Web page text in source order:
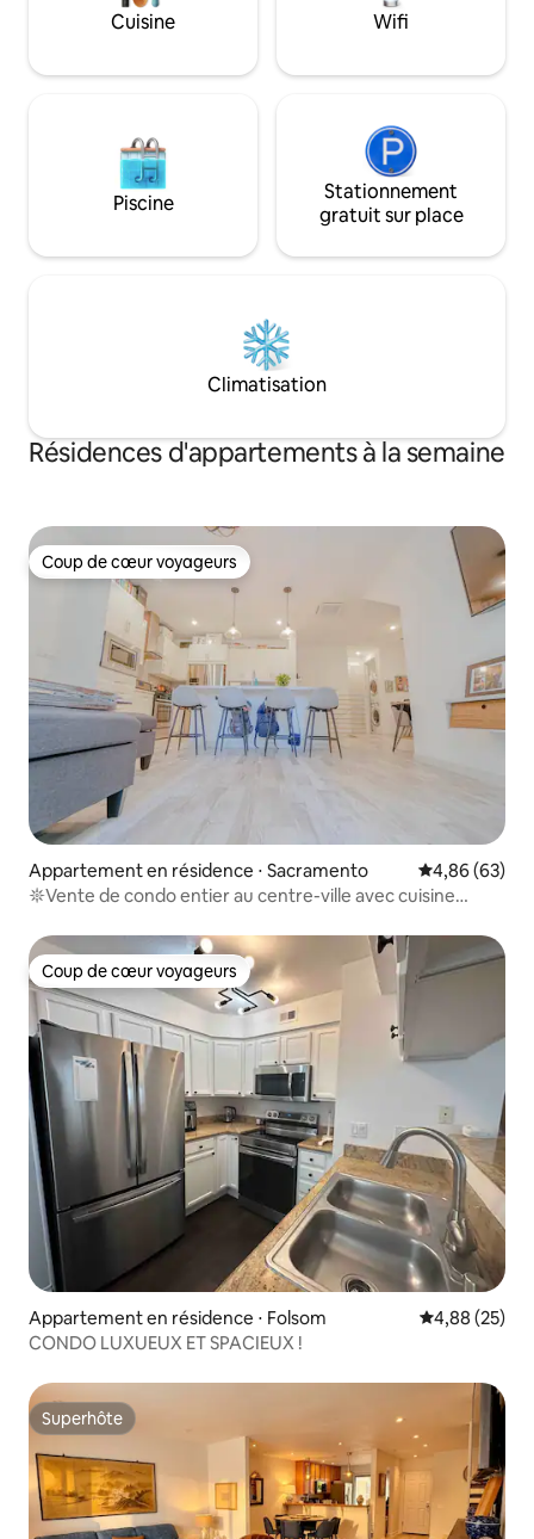
sommes disponibles en tout temps pour
grande hauteur
Cuisine Wifi
Piscine
Stationnement
gratuit sur place
Climatisation
Résidences d'appartements à la semaine
Coup de cœur voyageurs
Coup de cœur voyageurs
Appartement en résidence ⋅ Sacramento Évaluation
4,86 (63)
𖤓Vente de condo entier au centre-ville avec cuisine
Coup de cœur voyageurs
Coup de cœur voyageurs
Appartement en résidence ⋅ Folsom Évaluation
4,88 (25)
CONDO LUXUEUX ET SPACIEUX !
Superhôte
Superhôte